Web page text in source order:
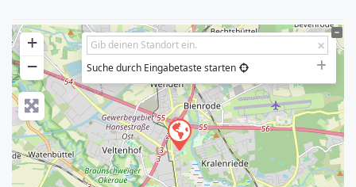
+
−
Suche durch Eingabetaste starten